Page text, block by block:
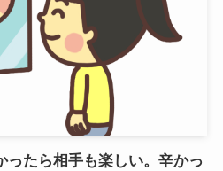
ったら相手も楽しい。辛かっ